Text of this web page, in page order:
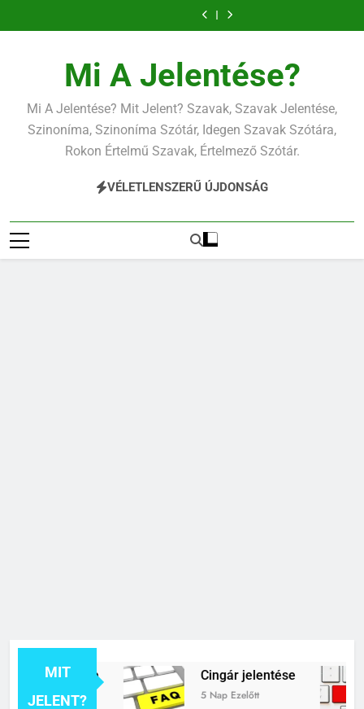
a
Mi A Jelentése?
Mi A Jelentése? Mit Jelent? Szavak, Szavak Jelentése,
Szinoníma, Szinoníma Szótár, Idegen Szavak Szótára,
Rokon Értelmű Szavak, Értelmező Szótár.
VÉLETLENSZERŰ ÚJDONSÁG
MIT
JELENT?
jelentése Cingár jelentése
5 Nap Ezelőtt